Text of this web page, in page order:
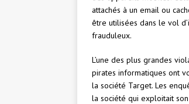
attachés à un email ou
être utilisées dans le vol
frauduleux.
L’une des plus grandes
pirates informatiques ont
la société Target. Les
la société qui exploitait